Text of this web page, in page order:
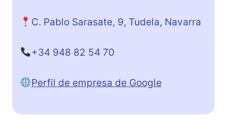
C. Pablo Sarasate, 9, Tudela, Navarra
+34 948 82 54 70
Perfil de empresa de Google